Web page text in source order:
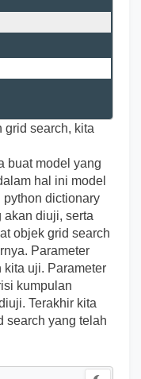
grid search, kita
buat model yang
hal ini model
python dictionary
akan diuji, serta
objek grid search
Parameter
kita uji. Parameter
kumpulan
Terakhir kita
search yang telah